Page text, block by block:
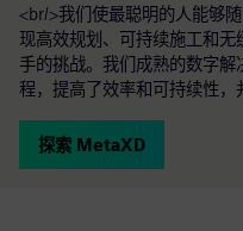
<br/>我们使最聪明的人能够
现高效规划、可持续施工和
手的挑战。我们成熟的数字
程，提高了效率和可持续性，
探索 MetaXD